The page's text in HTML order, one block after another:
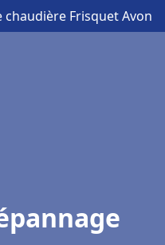
Frisquet Avon